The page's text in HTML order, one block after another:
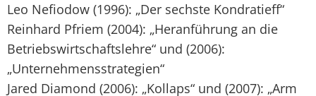
Leo Nefiodow (1996): „Der sechste Kondratieff“
Reinhard Pfriem (2004): „Heranführung an die
Betriebswirtschaftslehre“ und (2006):
„Unternehmensstrategien“
Jared Diamond (2006): „Kollaps“ und (2007): „Arm